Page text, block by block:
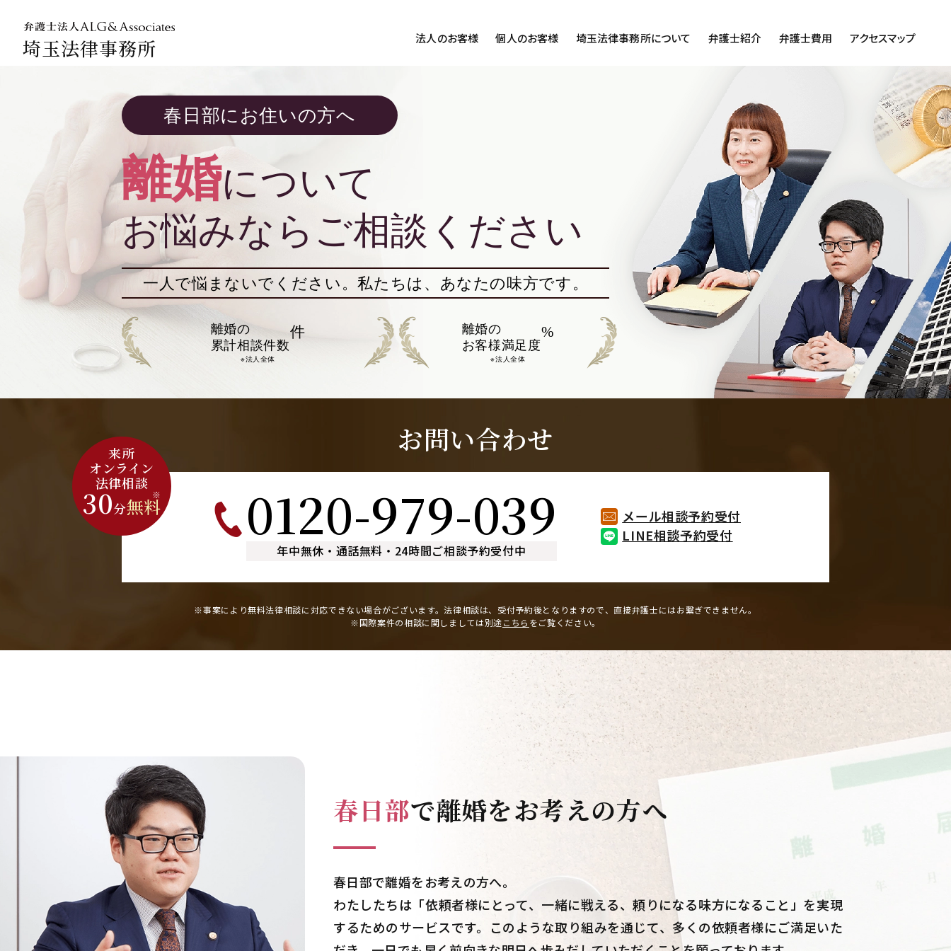
埼玉法律事務所 法人のお客様
企業法務専用サイト
個人のお客様
交通事故
離婚問題
埼玉法律事務所について 弁護士紹介 弁護士費用 アクセスマップ
春日部にお住いの方へ
離婚について
お悩みならご相談ください
一人で悩まないでください。私たちは、あなたの味方です。
離婚の
累計相談件数
件
※法人全体
離婚の
お客様満足度
%
※法人全体
お問い合わせ
来所
オンライン
法律相談
30分無料
※ 0120-979-039
年中無休 ・ 通話無料 ・ 24時間ご相談予約受付中
メール相談予約受付
LINE相談予約受付
※事案により無料法律相談に対応できない場合がございます。法律相談は、受付予約後となりますので、 直接弁護士にはお繋ぎできません。
※国際案件の相談に関しましては別途こちら をご覧ください。
春日部で離婚をお考えの方へ
春日部で離婚をお考えの方へ。
わたしたちは「依頼者様にとって、一緒に戦える、頼りになる味方になること」を実現
するためのサービスです。このような取り組みを通じて、多くの依頼者様にご満足いた